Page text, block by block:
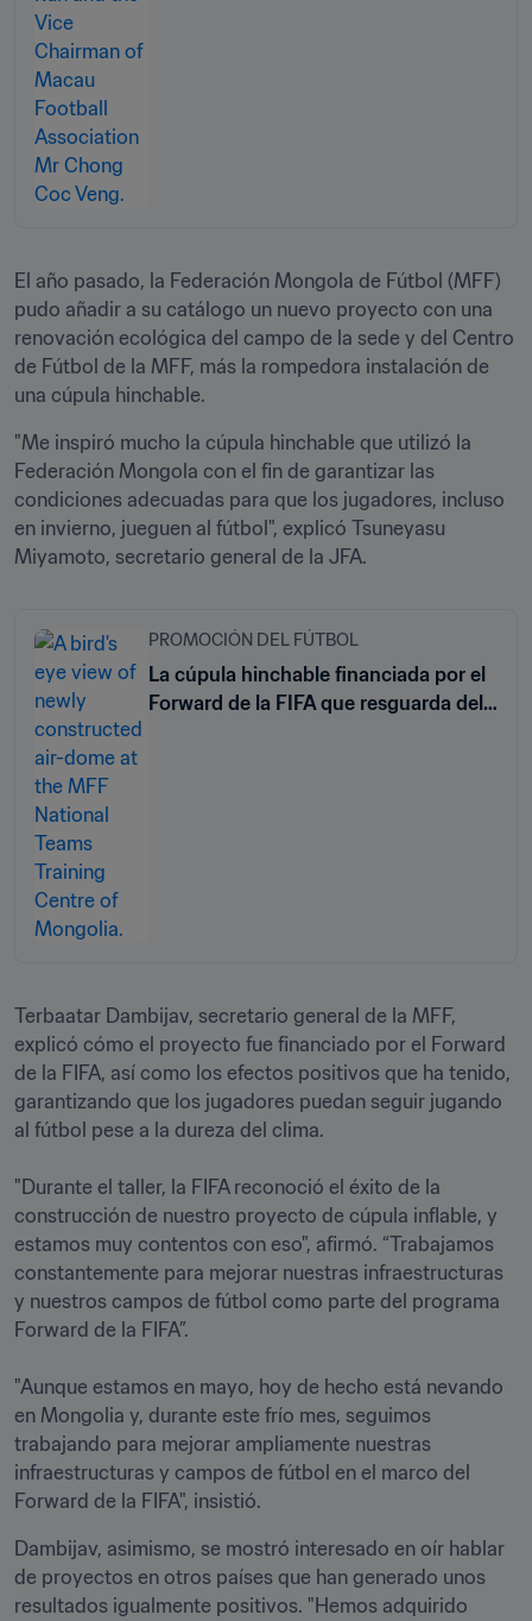
El año pasado, la Federación Mongola de Fútbol (MFF)
pudo añadir a su catálogo un nuevo proyecto con una
renovación ecológica del campo de la sede y del Centro
de Fútbol de la MFF, más la rompedora instalación de
una cúpula hinchable.
"Me inspiró mucho la cúpula hinchable que utilizó la
Federación Mongola con el fin de garantizar las
condiciones adecuadas para que los jugadores, incluso
en invierno, jueguen al fútbol", explicó Tsuneyasu
Miyamoto, secretario general de la JFA.
PROMOCIÓN DEL FÚTBOL
La cúpula hinchable financiada por el
Forward de la FIFA que resguarda del
Terbaatar Dambijav, secretario general de la MFF,
explicó cómo el proyecto fue financiado por el Forward
de la FIFA, así como los efectos positivos que ha tenido,
garantizando que los jugadores puedan seguir jugando
al fútbol pese a la dureza del clima.
"Durante el taller, la FIFA reconoció el éxito de la
construcción de nuestro proyecto de cúpula inflable, y
estamos muy contentos con eso", afirmó. “Trabajamos
constantemente para mejorar nuestras infraestructuras
y nuestros campos de fútbol como parte del programa
Forward de la FIFA”.
"Aunque estamos en mayo, hoy de hecho está nevando
en Mongolia y, durante este frío mes, seguimos
trabajando para mejorar ampliamente nuestras
infraestructuras y campos de fútbol en el marco del
Forward de la FIFA", insistió.
Dambijav, asimismo, se mostró interesado en oír hablar
de proyectos en otros países que han generado unos
resultados igualmente positivos. "Hemos adquirido